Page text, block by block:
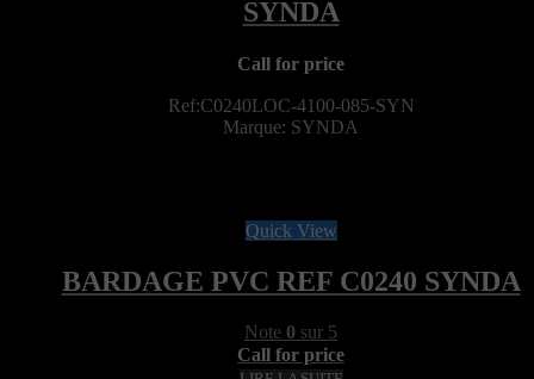
Call for price
Ref:C0240LOC-4100-085-SYN
Marque: SYNDA
Quick View
BARDAGE PVC REF C0240 SYNDA
Note 0 sur 5
Call for price